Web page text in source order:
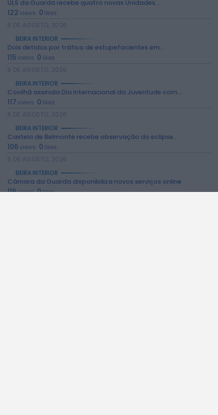
ULS da Guarda recebe quatro novas Unidades...
122views 0 likes
6 DE AGOSTO, 2026
BEIRA INTERIOR
Dois detidos por tráfico de estupefacientes em...
115views 0 likes
6 DE AGOSTO, 2026
BEIRA INTERIOR
Covilhã assinala Dia Internacional da Juventude com...
117views 0 likes
6 DE AGOSTO, 2026
BEIRA INTERIOR
Castelo de Belmonte recebe observação do eclipse...
106views 0 likes
6 DE AGOSTO, 2026
BEIRA INTERIOR
Câmara da Guarda disponibiliza novos serviços online
116views 0likes